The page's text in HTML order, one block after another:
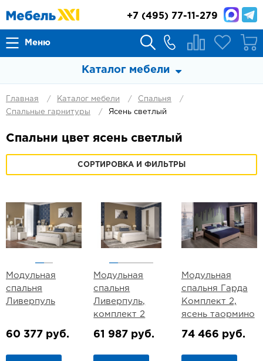
Меню
+7 (495) 77-11-279
Каталог мебели
Главная Каталог мебели
Спальня
Спальные гарнитуры
Ясень светлый
Спальни цвет ясень светлый
СОРТИРОВКА И ФИЛЬТРЫ
Модульная
спальня
Ливерпуль
60 377 руб.
Модульная
спальня
Ливерпуль,
комплект 2
61 987 руб.
Модульная
спальня Гарда
Комплект 2,
ясень таормино
74 466 руб.